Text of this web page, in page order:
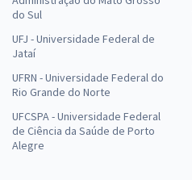
do Sul
UFJ - Universidade Federal de
Jataí
UFRN - Universidade Federal do
Rio Grande do Norte
UFCSPA - Universidade Federal
de Ciência da Saúde de Porto
Alegre